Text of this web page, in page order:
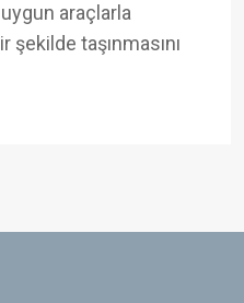
araçlarla
şekilde taşınmasını